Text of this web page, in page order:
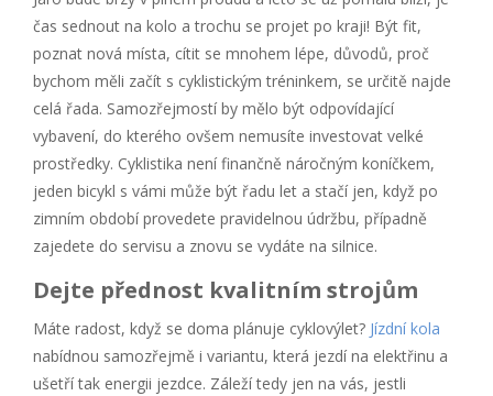
čas sednout na kolo a trochu se projet po kraji! Být fit,
poznat nová místa, cítit se mnohem lépe, důvodů, proč
bychom měli začít s cyklistickým tréninkem, se určitě najde
celá řada. Samozřejmostí by mělo být odpovídající
vybavení, do kterého ovšem nemusíte investovat velké
prostředky. Cyklistika není finančně náročným koníčkem,
jeden bicykl s vámi může být řadu let a stačí jen, když po
zimním období provedete pravidelnou údržbu, případně
zajedete do servisu a znovu se vydáte na silnice.
Dejte přednost kvalitním strojům
Máte radost, když se doma plánuje cyklovýlet? Jízdní kola
nabídnou samozřejmě i variantu, která jezdí na elektřinu a
ušetří tak energii jezdce. Záleží tedy jen na vás, jestli